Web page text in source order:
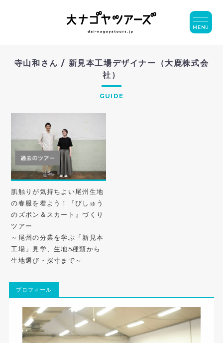
寺山和さん / 新見本工場デザイナー（大鹿株式会
社）
GUIDE
肌触りが気持ちよい尾州生地
の春服を着よう！『びしゅう
のズボン＆スカート』づくり
ツアー
～尾州の分業を学ぶ「新見本
工場」見学、生地5種類から
生地選び・採寸まで～
プロフィール
MENU